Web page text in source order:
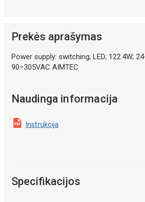
Prekės aprašymas
Power supply: switching; LED; 122.4W;
90÷305VAC AIMTEC
Naudinga informacija
Instrukcija
Specifikacijos